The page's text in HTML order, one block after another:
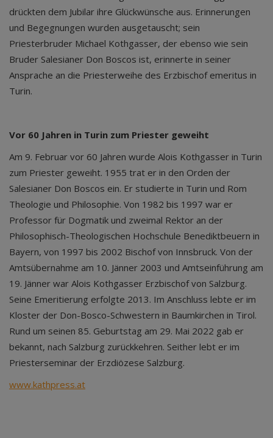
drückten dem Jubilar ihre Glückwünsche aus. Erinnerungen
und Begegnungen wurden ausgetauscht; sein
Priesterbruder Michael Kothgasser, der ebenso wie sein
Bruder Salesianer Don Boscos ist, erinnerte in seiner
Ansprache an die Priesterweihe des Erzbischof emeritus in
Turin.
Vor 60 Jahren in Turin zum Priester geweiht
Am 9. Februar vor 60 Jahren wurde Alois Kothgasser in Turin
zum Priester geweiht. 1955 trat er in den Orden der
Salesianer Don Boscos ein. Er studierte in Turin und Rom
Theologie und Philosophie. Von 1982 bis 1997 war er
Professor für Dogmatik und zweimal Rektor an der
Philosophisch-Theologischen Hochschule Benediktbeuern in
Bayern, von 1997 bis 2002 Bischof von Innsbruck. Von der
Amtsübernahme am 10. Jänner 2003 und Amtseinführung am
19. Jänner war Alois Kothgasser Erzbischof von Salzburg.
Seine Emeritierung erfolgte 2013. Im Anschluss lebte er im
Kloster der Don-Bosco-Schwestern in Baumkirchen in Tirol.
Rund um seinen 85. Geburtstag am 29. Mai 2022 gab er
bekannt, nach Salzburg zurückkehren. Seither lebt er im
Priesterseminar der Erzdiözese Salzburg.
www.kathpress.at